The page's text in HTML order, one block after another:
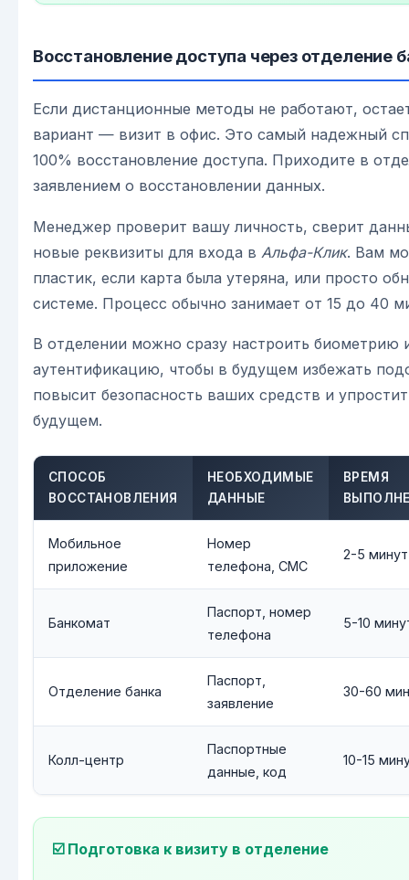
Восстановление доступа через отделение
Если дистанционные методы не работают,
вариант — визит в офис. Это самый надежный
100% восстановление доступа. Приходите в
заявлением о восстановлении данных.
Менеджер проверит вашу личность, сверит
новые реквизиты для входа в Альфа-Клик. Вам
пластик, если карта была утеряна, или просто
системе. Процесс обычно занимает от 15 до 40
В отделении можно сразу настроить биометрию
аутентификацию, чтобы в будущем избежать
повысит безопасность ваших средств и
будущем.
СПОСОБ
ВОССТАНОВЛЕНИЯ
НЕОБХОДИМЫЕ
ДАННЫЕ
ВРЕМЯ
Мобильное
приложение
Номер
телефона, СМС
2-5 минут
Банкомат
Паспорт, номер
телефона
5-10
Отделение банка
Паспорт,
заявление
30-60
Колл-центр
Паспортные
данные, код
10-15
☑️ Подготовка к визиту в отделение